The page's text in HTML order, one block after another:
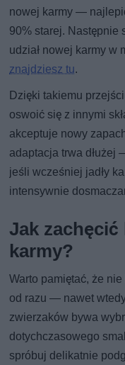
nowej karmy —
90% starej. Następnie
udział nowej karmy w
znajdziesz tu.
Dzięki takiemu
oswoić się z innymi
akceptuje nowy
adaptacja trwa
jeśli wcześniej jadły
intensywnie
Jak
karmy?
Warto pamiętać, że
od razu — nawet
zwierzaków bywa
dotychczasowego
spróbuj delikatnie